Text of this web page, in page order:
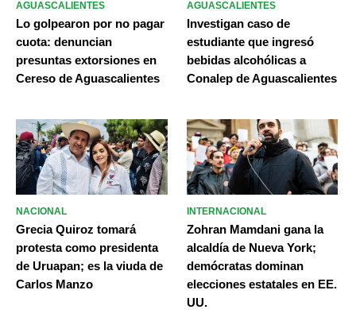
AGUASCALIENTES
Lo golpearon por no pagar
cuota: denuncian
presuntas extorsiones en
Cereso de Aguascalientes
AGUASCALIENTES
Investigan caso de
estudiante que ingresó
bebidas alcohólicas a
Conalep de Aguascalientes
NACIONAL
Grecia Quiroz tomará
protesta como presidenta
de Uruapan; es la viuda de
Carlos Manzo
INTERNACIONAL
Zohran Mamdani gana la
alcaldía de Nueva York;
demócratas dominan
elecciones estatales en EE.
UU.